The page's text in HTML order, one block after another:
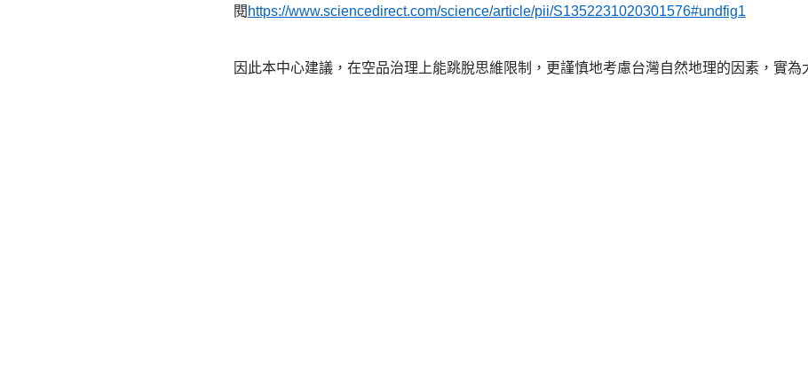
閱 https://www.sciencedirect.com/science/article/pii/S1352231020301576#undfig1
因此本中心建議，在空品治理上能跳脫思維限制，更謹慎地考慮台灣自然地理的因素，實為